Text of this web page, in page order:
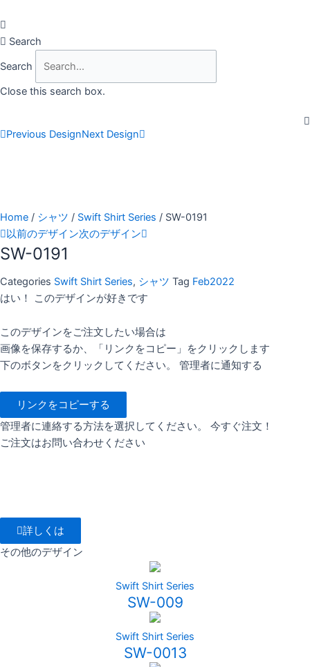
to
content
Search
Search
Close this search box.
Previous DesignNext Design
Home / シャツ / Swift Shirt Series / SW-0191
以前のデザイン次のデザイン
SW-0191
Categories Swift Shirt Series, シャツ Tag Feb2022
はい！ このデザインが好きです
このデザインをご注文したい場合は
画像を保存するか、「リンクをコピー」をクリックします
下のボタンをクリックしてください。 管理者に通知する
リンクをコピーする
管理者に連絡する方法を選択してください。 今すぐ注文！
ご注文はお問い合わせください
詳しくは
その他のデザイン
Swift Shirt Series
SW-009
Swift Shirt Series
SW-0013